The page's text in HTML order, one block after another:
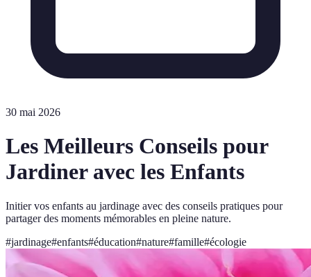
30 mai 2026
Les Meilleurs Conseils pour
Jardiner avec les Enfants
Initier vos enfants au jardinage avec des conseils pratiques pour
partager des moments mémorables en pleine nature.
#jardinage#enfants#éducation#nature#famille#écologie